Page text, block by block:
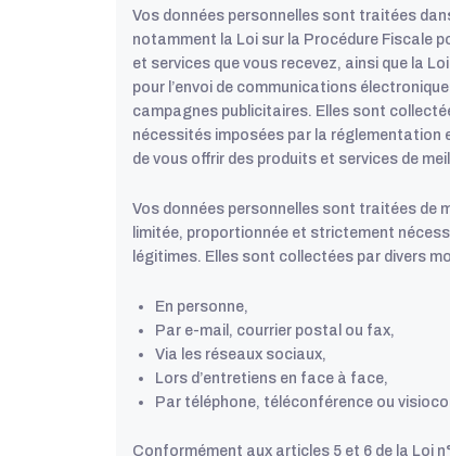
Vos données personnelles sont traitées
notamment la Loi sur la Procédure Fiscale
et services que vous recevez, ainsi que la
pour l’envoi de communications
campagnes publicitaires. Elles sont
nécessités imposées par la réglementation
de vous offrir des produits et services de
Vos données personnelles sont traitées de
limitée, proportionnée et strictement
légitimes. Elles sont collectées par divers
En personne,
Par e-mail, courrier postal ou fax,
Via les réseaux sociaux,
Lors d’entretiens en face à face,
Par téléphone, téléconférence ou
Conformément aux articles 5 et 6 de la Loi